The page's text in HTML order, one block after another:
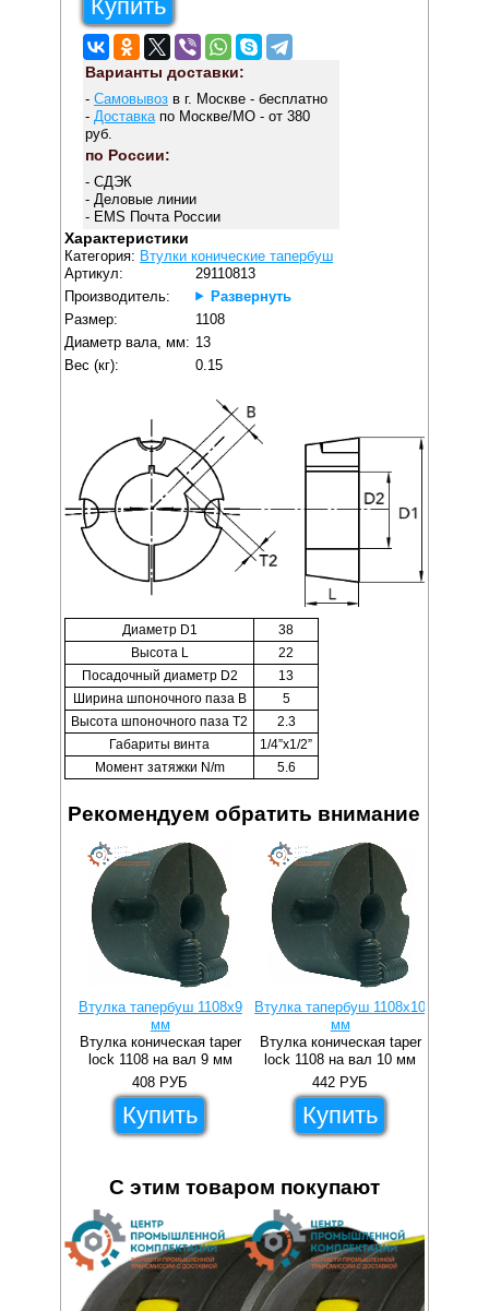
Купить
Варианты доставки:
- Самовывозв г. Москве - бесплатно
- Доставкапо Москве/МО - от 380
руб.
по России:
- СДЭК
- Деловые линии
- EMS Почта России
Характеристики
Категория: Втулки конические тапербуш
Артикул:
29110813
Производитель:
Развернуть
Размер:
1108
Диаметр вала, мм: 13
Вес (кг):
0.15
Диаметр D1
38
Высота L
22
Посадочный диаметр D2
13
Ширина шпоночного паза B
5
Высота шпоночного паза T2
2.3
Габариты винта
1/4”x1/2”
Момент затяжки N/m
5.6
Рекомендуем обратить внимание
Втулка тапербуш 1108x9
мм
Втулка коническая taper
lock 1108 на вал 9 мм
408 РУБ
Купить
Втулка тапербуш 1108x10
мм
Втулка коническая taper
lock 1108 на вал 10 мм
442 РУБ
Купить
С этим товаром покупают